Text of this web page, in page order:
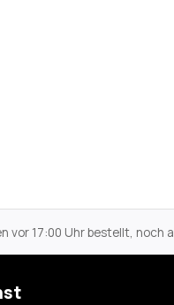
vor 17:00 Uhr bestellt, noch